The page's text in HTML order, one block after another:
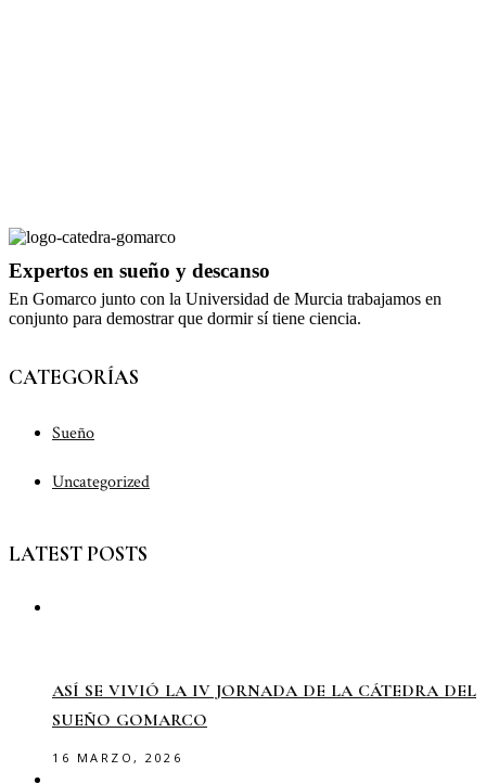
Expertos en sueño y descanso
En Gomarco junto con la Universidad de Murcia trabajamos en
conjunto para demostrar que dormir sí tiene ciencia.
CATEGORÍAS
Sueño
Uncategorized
LATEST POSTS
ASÍ SE VIVIÓ LA IV JORNADA DE LA CÁTEDRA DEL
SUEÑO GOMARCO
16 MARZO, 2026